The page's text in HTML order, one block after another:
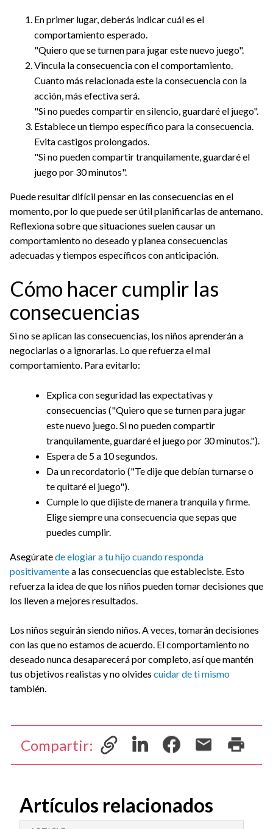
En primer lugar, deberás indicar cuál es el
comportamiento esperado.
"Quiero que se turnen para jugar este nuevo juego".
Vincula la consecuencia con el comportamiento.
Cuanto más relacionada este la consecuencia con la
acción, más efectiva será.
"Si no puedes compartir en silencio, guardaré el juego".
Establece un tiempo específico para la consecuencia.
Evita castigos prolongados.
"Si no pueden compartir tranquilamente, guardaré el
juego por 30 minutos".
Puede resultar difícil pensar en las consecuencias en el
momento, por lo que puede ser útil planificarlas de antemano.
Reflexiona sobre que situaciones suelen causar un
comportamiento no deseado y planea consecuencias
adecuadas y tiempos específicos con anticipación.
Cómo hacer cumplir las
consecuencias
Si no se aplican las consecuencias, los niños aprenderán a
negociarlas o a ignorarlas. Lo que refuerza el mal
comportamiento. Para evitarlo:
Explica con seguridad las expectativas y
consecuencias ("Quiero que se turnen para jugar
este nuevo juego. Si no pueden compartir
tranquilamente, guardaré el juego por 30 minutos.").
Espera de 5 a 10 segundos.
Da un recordatorio ("Te dije que debían turnarse o
te quitaré el juego").
Cumple lo que dijiste de manera tranquila y firme.
Elige siempre una consecuencia que sepas que
puedes cumplir.
Asegúratede elogiar a tu hijo cuando responda
positivamentea las consecuencias que estableciste. Esto
refuerza la idea de que los niños pueden tomar decisiones que
los lleven a mejores resultados.
Los niños seguirán siendo niños. A veces, tomarán decisiones
con las que no estamos de acuerdo. El comportamiento no
deseado nunca desaparecerá por completo, así que mantén
tus objetivos realistas y no olvides cuidar de ti mismo
también.
Compartir:
Artículos relacionados